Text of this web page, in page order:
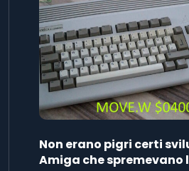
Non erano pigri certi
Amiga che spremevano